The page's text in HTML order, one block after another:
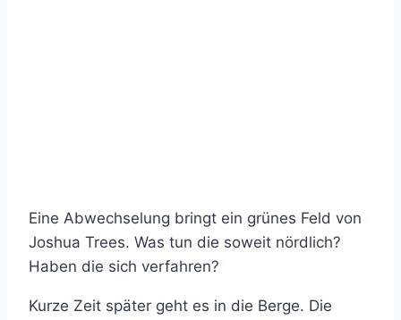
Eine Abwechselung bringt ein grünes Feld von
Joshua Trees. Was tun die soweit nördlich?
Haben die sich verfahren?
Kurze Zeit später geht es in die Berge. Die